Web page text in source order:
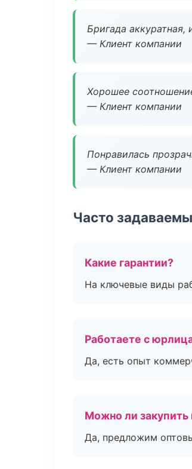
Бригада аккуратная,
— Клиент компании
Хорошее
— Клиент компании
Понравилась
— Клиент компании
Часто
Какие гарантии?
На ключевые виды
Работаете с
Да, есть опыт
Можно ли закупить
Да, предложим